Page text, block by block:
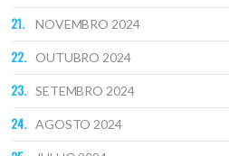
NOVEMBRO 2024
OUTUBRO 2024
SETEMBRO 2024
AGOSTO 2024